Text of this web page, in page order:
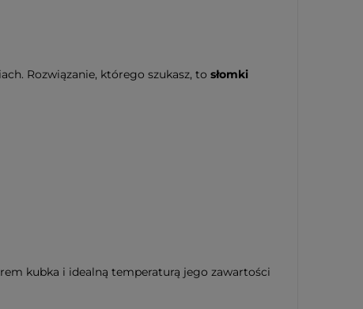
Rozwiązanie, którego szukasz, tosłomki
kubka i idealną temperaturą jego zawartości